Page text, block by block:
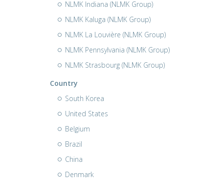
NLMK Indiana (NLMK Group)
NLMK Kaluga (NLMK Group)
NLMK La Louvière (NLMK Group)
NLMK Pennsylvania (NLMK Group)
NLMK Strasbourg (NLMK Group)
Country
South Korea
United States
Belgium
Brazil
China
Denmark